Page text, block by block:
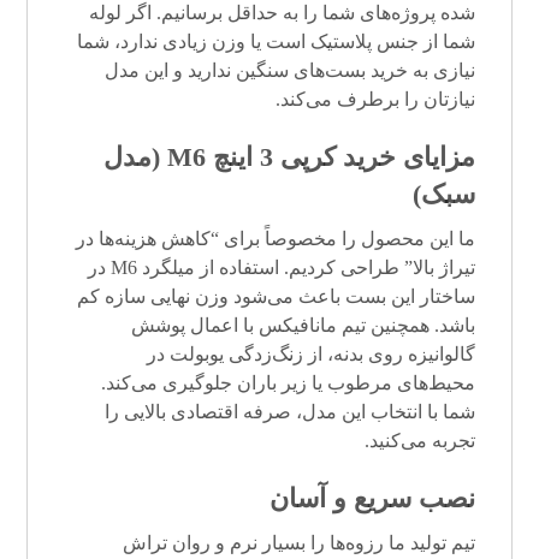
شده پروژه‌های شما را به حداقل برسانیم. اگر لوله
شما از جنس پلاستیک است یا وزن زیادی ندارد، شما
نیازی به خرید بست‌های سنگین ندارید و این مدل
نیازتان را برطرف می‌کند.
مزایای خرید کرپی 3 اینچ M6 (مدل
سبک)
ما این محصول را مخصوصاً برای “کاهش هزینه‌ها در
تیراژ بالا” طراحی کردیم. استفاده از میلگرد M6 در
ساختار این بست باعث می‌شود وزن نهایی سازه کم
باشد. همچنین تیم مانافیکس با اعمال پوشش
گالوانیزه روی بدنه، از زنگ‌زدگی یوبولت در
محیط‌های مرطوب یا زیر باران جلوگیری می‌کند.
شما با انتخاب این مدل، صرفه اقتصادی بالایی را
تجربه می‌کنید.
نصب سریع و آسان
تیم تولید ما رزوه‌ها را بسیار نرم و روان تراش